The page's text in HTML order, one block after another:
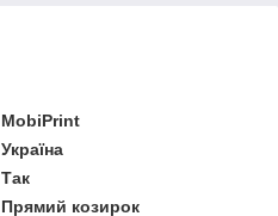
MobiPrint
Україна
Так
Прямий козирок